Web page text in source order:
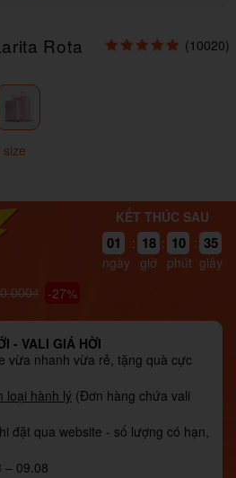
Rota
(10020)
KẾT THÚC SAU
01
ngày
: 18
giờ
: 10
phút
: 34
giây
-27%
- VALI GIÁ HỜI
vừa nhanh vừa rẻ, tặng quà cực
loại hành lý (Đơn hàng chứa vali
đặt qua website - số lượng có hạn,
– 09.08